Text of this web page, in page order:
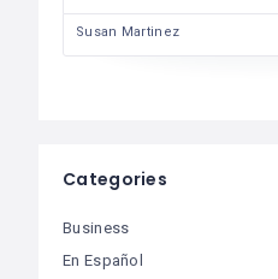
Susan Martinez
Categories
Business
En Español